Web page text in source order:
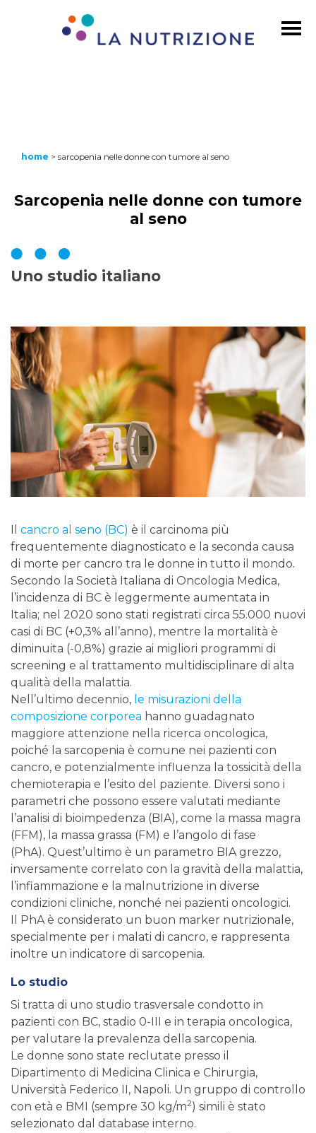
home > sarcopenia nelle donne con tumore al seno
Sarcopenia nelle donne con tumore
al seno
Uno studio italiano
Il cancro al seno (BC) è il carcinoma più
frequentemente diagnosticato e la seconda causa
di morte per cancro tra le donne in tutto il mondo.
Secondo la Società Italiana di Oncologia Medica,
l’incidenza di BC è leggermente aumentata in
Italia; nel 2020 sono stati registrati circa 55.000 nuovi
casi di BC (+0,3% all’anno), mentre la mortalità è
diminuita (-0,8%) grazie ai migliori programmi di
screening e al trattamento multidisciplinare di alta
qualità della malattia.
Nell’ultimo decennio, le misurazioni della
composizione corporea hanno guadagnato
maggiore attenzione nella ricerca oncologica,
poiché la sarcopenia è comune nei pazienti con
cancro, e potenzialmente influenza la tossicità della
chemioterapia e l’esito del paziente. Diversi sono i
parametri che possono essere valutati mediante
l’analisi di bioimpedenza (BIA), come la massa magra
(FFM), la massa grassa (FM) e l’angolo di fase
(PhA). Quest’ultimo è un parametro BIA grezzo,
inversamente correlato con la gravità della malattia,
l’infiammazione e la malnutrizione in diverse
condizioni cliniche, nonché nei pazienti oncologici.
Il PhA è considerato un buon marker nutrizionale,
specialmente per i malati di cancro, e rappresenta
inoltre un indicatore di sarcopenia.
Lo studio
Si tratta di uno studio trasversale condotto in
pazienti con BC, stadio 0-III e in terapia oncologica,
per valutare la prevalenza della sarcopenia.
Le donne sono state reclutate presso il
Dipartimento di Medicina Clinica e Chirurgia,
Università Federico II, Napoli. Un gruppo di controllo
con età e BMI (sempre 30 kg/m2) simili è stato
selezionato dal database interno.